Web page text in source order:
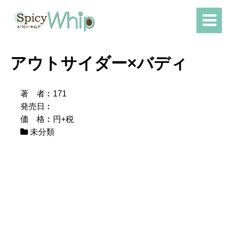
アウトサイダー×バディ
著 者︰171
発売日︰
価 格︰円+税
未分類